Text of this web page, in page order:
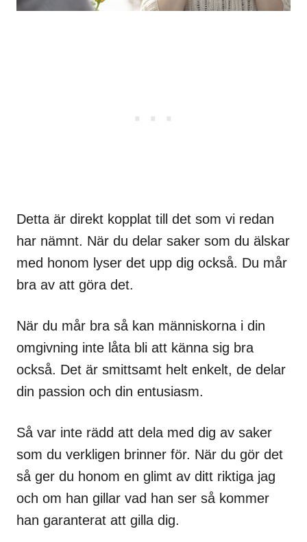
Detta är direkt kopplat till det som vi redan
har nämnt. När du delar saker som du älskar
med honom lyser det upp dig också. Du mår
bra av att göra det.
När du mår bra så kan människorna i din
omgivning inte låta bli att känna sig bra
också. Det är smittsamt helt enkelt, de delar
din passion och din entusiasm.
Så var inte rädd att dela med dig av saker
som du verkligen brinner för. När du gör det
så ger du honom en glimt av ditt riktiga jag
och om han gillar vad han ser så kommer
han garanterat att gilla dig.